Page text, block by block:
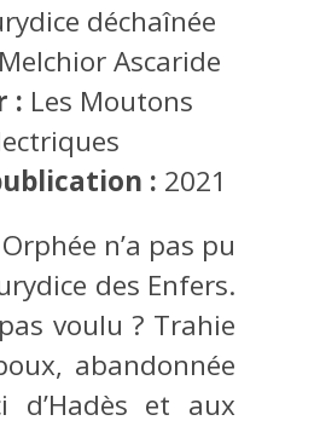
déchaînée
Melchior Ascaride
: Les Moutons
: 2021
Orphée n’a pas pu
des Enfers.
voulu ? Trahie
abandonnée
d’Hadès et aux